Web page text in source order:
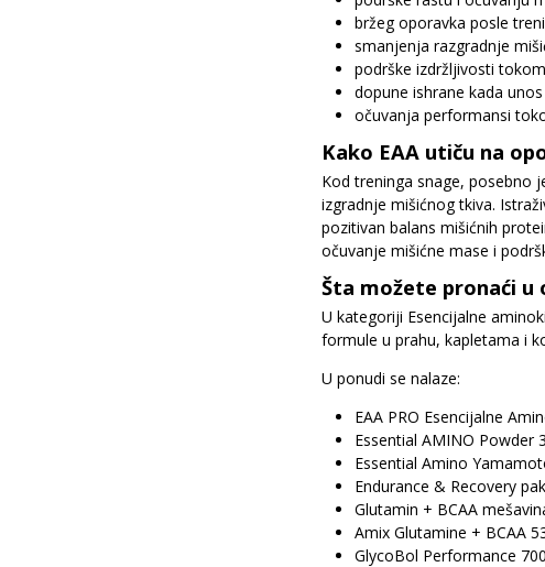
bržeg oporavka posle
smanjenja razgradnje
podrške izdržljivosti
dopune ishrane kada
očuvanja performansi
Kako EAA utiču na
Kod treninga snage, posebno
izgradnje mišićnog tkiva.
pozitivan balans mišićnih
očuvanje mišićne mase i
Šta možete pronaći
U kategoriji Esencijalne
formule u prahu, kapletama i
U ponudi se nalaze:
EAA PRO Esencijalne
Essential AMINO Powder
Essential Amino
Endurance & Recovery
Glutamin + BCAA
Amix Glutamine + BCAA
GlycoBol Performance